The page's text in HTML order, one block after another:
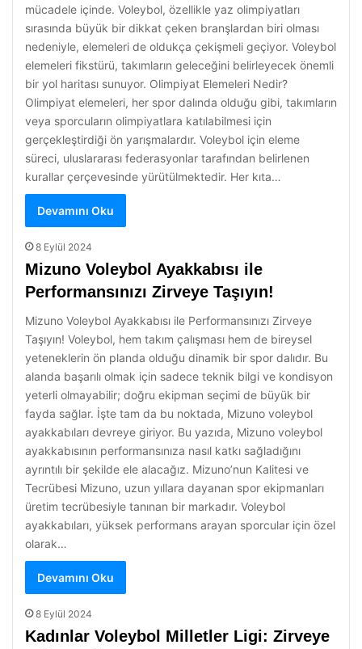
mücadele içinde. Voleybol, özellikle yaz olimpiyatları
sırasında büyük bir dikkat çeken branşlardan biri olması
nedeniyle, elemeleri de oldukça çekişmeli geçiyor. Voleybol
elemeleri fikstürü, takımların geleceğini belirleyecek önemli
bir yol haritası sunuyor. Olimpiyat Elemeleri Nedir?
Olimpiyat elemeleri, her spor dalında olduğu gibi, takımların
veya sporcuların olimpiyatlara katılabilmesi için
gerçekleştirdiği ön yarışmalardır. Voleybol için eleme
süreci, uluslararası federasyonlar tarafından belirlenen
kurallar çerçevesinde yürütülmektedir. Her kıta…
Devamını Oku
8 Eylül 2024
Mizuno Voleybol Ayakkabısı ile
Performansınızı Zirveye Taşıyın!
Mizuno Voleybol Ayakkabısı ile Performansınızı Zirveye
Taşıyın! Voleybol, hem takım çalışması hem de bireysel
yeteneklerin ön planda olduğu dinamik bir spor dalıdır. Bu
alanda başarılı olmak için sadece teknik bilgi ve kondisyon
yeterli olmayabilir; doğru ekipman seçimi de büyük bir
fayda sağlar. İşte tam da bu noktada, Mizuno voleybol
ayakkabıları devreye giriyor. Bu yazıda, Mizuno voleybol
ayakkabısının performansınıza nasıl katkı sağladığını
ayrıntılı bir şekilde ele alacağız. Mizuno’nun Kalitesi ve
Tecrübesi Mizuno, uzun yıllara dayanan spor ekipmanları
üretim tecrübesiyle tanınan bir markadır. Voleybol
ayakkabıları, yüksek performans arayan sporcular için özel
olarak…
Devamını Oku
8 Eylül 2024
Kadınlar Voleybol Milletler Ligi: Zirveye